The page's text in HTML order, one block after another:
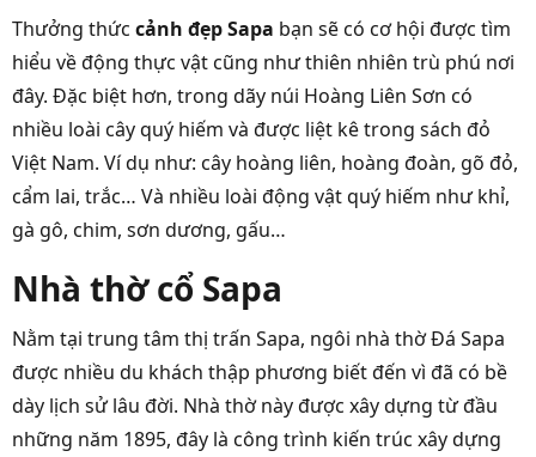
Thưởng thức cảnh đẹp Sapa bạn sẽ có cơ hội được tìm
hiểu về động thực vật cũng như thiên nhiên trù phú nơi
đây. Đặc biệt hơn, trong dãy núi Hoàng Liên Sơn có
nhiều loài cây quý hiếm và được liệt kê trong sách đỏ
Việt Nam. Ví dụ như: cây hoàng liên, hoàng đoàn, gõ đỏ,
cẩm lai, trắc… Và nhiều loài động vật quý hiếm như khỉ,
gà gô, chim, sơn dương, gấu…
Nhà thờ cổ Sapa
Nằm tại trung tâm thị trấn Sapa, ngôi nhà thờ Đá Sapa
được nhiều du khách thập phương biết đến vì đã có bề
dày lịch sử lâu đời. Nhà thờ này được xây dựng từ đầu
những năm 1895, đây là công trình kiến trúc xây dựng